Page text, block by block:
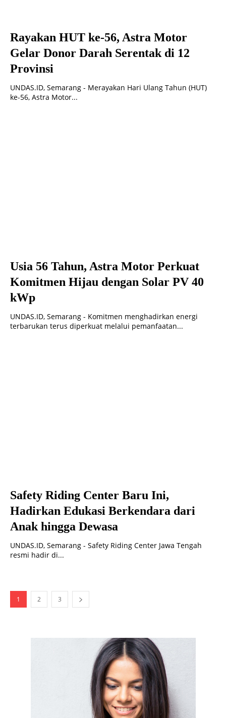
Rayakan HUT ke-56, Astra Motor
Gelar Donor Darah Serentak di 12
Provinsi
UNDAS.ID, Semarang - Merayakan Hari Ulang Tahun (HUT)
ke-56, Astra Motor...
Usia 56 Tahun, Astra Motor Perkuat
Komitmen Hijau dengan Solar PV 40
kWp
UNDAS.ID, Semarang - Komitmen menghadirkan energi
terbarukan terus diperkuat melalui pemanfaatan...
Safety Riding Center Baru Ini,
Hadirkan Edukasi Berkendara dari
Anak hingga Dewasa
UNDAS.ID, Semarang - Safety Riding Center Jawa Tengah
resmi hadir di...
1 2 3